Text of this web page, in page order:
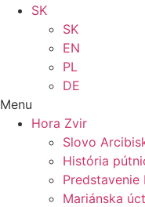
SK
SK
EN
PL
DE
Menu
Hora Zvir
Slovo
História
Predstavenie
Mariánska